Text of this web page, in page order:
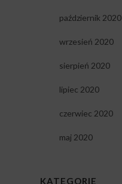
październik 2020
wrzesień 2020
sierpień 2020
lipiec 2020
czerwiec 2020
maj 2020
KATEGORIE